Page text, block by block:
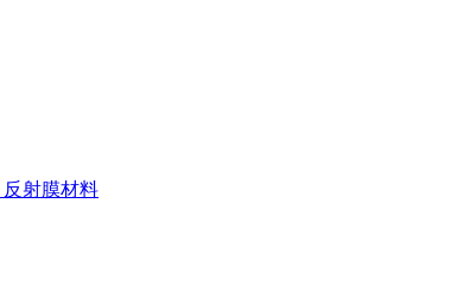
反射膜材料